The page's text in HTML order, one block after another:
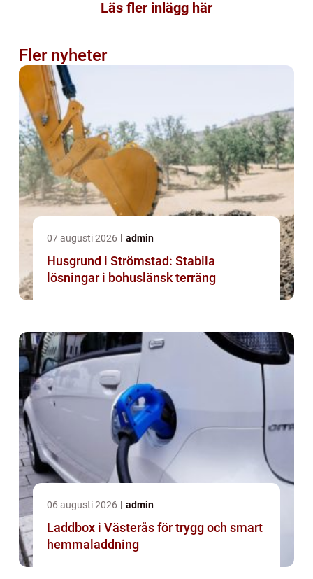
Läs fler inlägg här
Fler nyheter
07 augusti 2026 admin
Husgrund i Strömstad: Stabila
lösningar i bohuslänsk terräng
06 augusti 2026 admin
Laddbox i Västerås för trygg och smart
hemmaladdning